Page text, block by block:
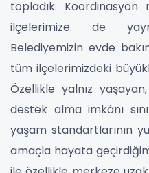
topladık.
ilçelerimize de
Belediyemizin evde
tüm ilçelerimizdeki
Özellikle yalnız
destek alma imkânı
yaşam standartlarının
amaçla hayata